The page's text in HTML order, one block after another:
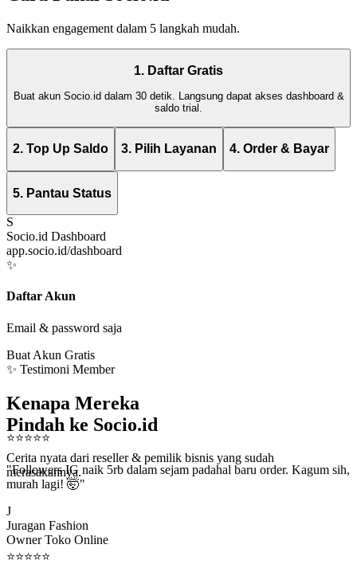
Naikkan engagement dalam 5 langkah mudah.
1. Daftar Gratis
Buat akun Socio.id dalam 30 detik. Langsung dapat akses dashboard &
saldo trial.
2. Top Up Saldo 3. Pilih Layanan 4. Order & Bayar
5. Pantau Status
S
Socio.id Dashboard
app.socio.id/dashboard
✨
Daftar Akun
Email & password saja
Buat Akun Gratis
✨ Testimoni Member
Kenapa Mereka
Pindah ke Socio.id
Cerita nyata dari reseller & pemilik bisnis yang sudah
merasakannya.
⭐⭐⭐⭐⭐
"Followers IG naik 5rb dalam sejam padahal baru order. Kagum sih,
murah lagi! 🤯"
Juragan Fashion
Owner Toko Online
⭐⭐⭐⭐ ⭐